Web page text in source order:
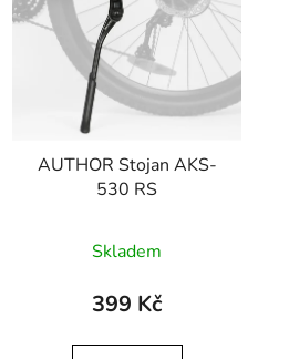
AUTHOR Stojan AKS-
530 RS
Skladem
399 Kč